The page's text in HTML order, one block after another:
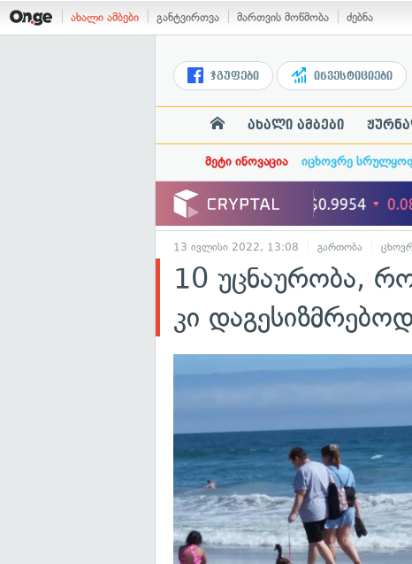
ახალი ამბები განტვირთვა მართვის მოწმობა ძებნა
ჯგუფები ინვესტიციები
ახალი ამბები
მეტი ინოვაცია იცხოვრე
13 ივლისი 2022, 13:08 გართობა
10 უცნაურობა,
კი